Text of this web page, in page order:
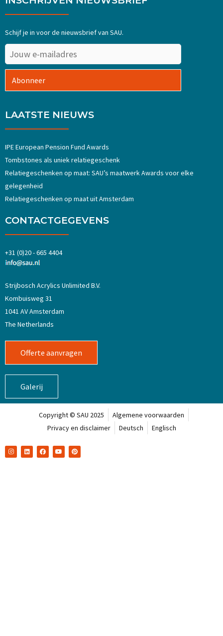
Schijf je in voor de nieuwsbrief van SAU.
Abonneer
LAATSTE NIEUWS
IPE European Pension Fund Awards
Tombstones als uniek relatiegeschenk
Relatiegeschenken op maat: SAU’s maatwerk Awards voor elke
gelegenheid
Relatiegeschenken op maat uit Amsterdam
CONTACTGEGEVENS
+31 (0)20 - 665 4404
Strijbosch Acrylics Unlimited B.V.
Kombuisweg 31
1041 AV Amsterdam
The Netherlands
Offerte aanvragen
Galerij
Copyright © SAU 2025
Algemene voorwaarden
Privacy en disclaimer
Deutsch Englisch